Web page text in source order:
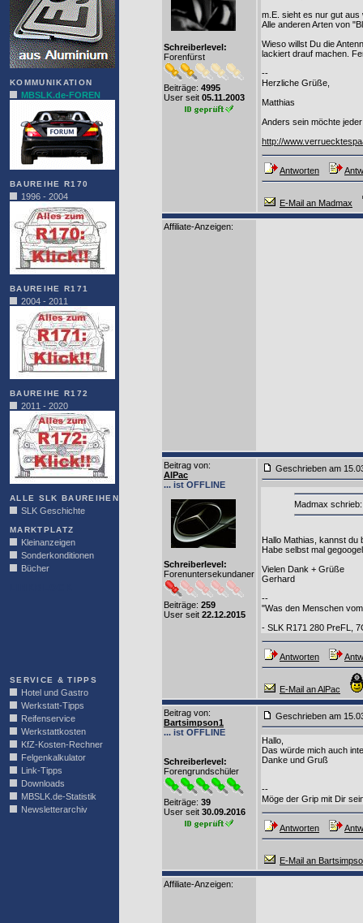
KOMMUNIKATION
MBSLK.de-FOREN
BAUREIHE R170
1996 - 2004
BAUREIHE R171
2004 - 2011
BAUREIHE R172
2011 - 2020
ALLE SLK BAUREIHEN
SLK Geschichte
MARKTPLATZ
Kleinanzeigen
Sonderkonditionen
Bücher
SERVICE & TIPPS
Hotel und Gastro
Werkstatt-Tipps
Reifenservice
Werkstattkosten
KfZ-Kosten-Rechner
Felgenkalkulator
Link-Tipps
Downloads
MBSLK.de-Statistik
Newsletterarchiv
Schreiberlevel:
Forenfürst
Beiträge: 4995
User seit 05.11.2003
m.E. sieht es nur gut
Alle anderen Arten von
Wieso willst Du die
lackiert drauf machen.
--
Herzliche Grüße,
Matthias
Anders sein möchte
http://
Antworten
E-Mail an Madmax
Affiliate-Anzeigen:
Beitrag von:
AlPac
... ist OFFLINE
Schreiberlevel:
Forenuntersekundaner
Beiträge: 259
User seit 22.12.2015
Geschrieben am
Madmax
Hallo Mathias, kannst du
Habe selbst mal
Vielen Dank + Grüße
Gerhard
--
"Was den Menschen
- SLK R171 280 PreFL,
Antworten
E-Mail an AlPac
Beitrag von:
Bartsimpson1
... ist OFFLINE
Schreiberlevel:
Forengrundschüler
Beiträge: 39
User seit 30.09.2016
Geschrieben am
Hallo,
Das würde mich auch
Danke und Gruß
--
Möge der Grip mit Dir
Antworten
E-Mail an
Affiliate-Anzeigen: